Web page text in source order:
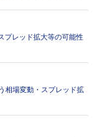
プレッド拡大等の可能性
相場変動・スプレッド拡